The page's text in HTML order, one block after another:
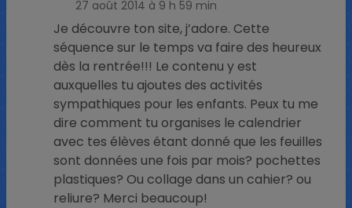
27 août 2014 à 9 h 59 min
Je découvre ton site, j’adore. Cette
séquence sur le temps va faire des heureux
dès la rentrée!!! Le contenu y est
auxquelles tu ajoutes des activités
sympathiques pour les enfants. Peux tu me
dire comment tu organises le calendrier
avec tes élèves étant donné que les feuilles
sont données une fois par mois? pochettes
plastiques? Ou collage dans un cahier? ou
reliure? Merci beaucoup!